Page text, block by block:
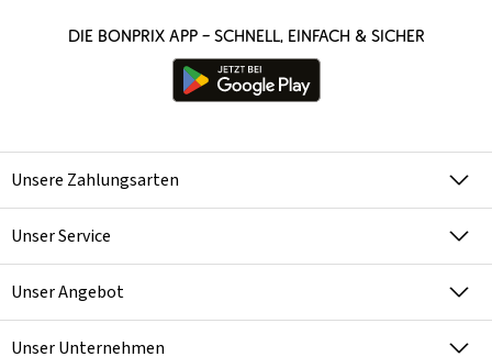
Die bonprix App – schnell, einfach & sicher
Unsere Zahlungsarten
Unser Service
Unser Angebot
Unser Unternehmen